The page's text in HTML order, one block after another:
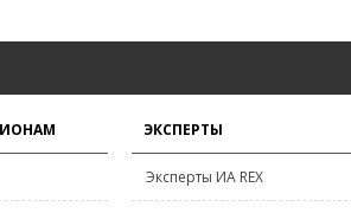
ЭКСПЕРТЫ
Эксперты ИА REX